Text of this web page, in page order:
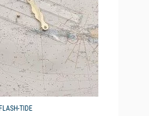
FLASH-TIDE